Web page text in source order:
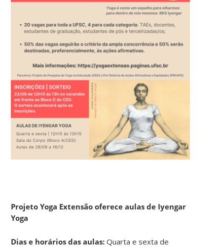
Projeto Yoga Extensão oferece aulas de Iyengar
Yoga
Dias e horários das aulas: Quarta e sexta de